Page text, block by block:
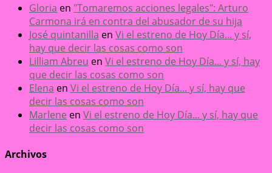
Gloria en "Tomaremos acciones legales": Arturo
Carmona irá en contra del abusador de su hija
José quintanilla en Vi el estreno de Hoy Día... y sí,
hay que decir las cosas como son
Lilliam Abreu en Vi el estreno de Hoy Día... y sí, hay
que decir las cosas como son
Elena en Vi el estreno de Hoy Día... y sí, hay que
decir las cosas como son
Marlene en Vi el estreno de Hoy Día... y sí, hay que
decir las cosas como son
Archivos